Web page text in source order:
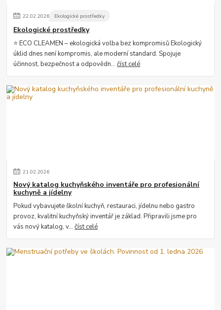
22.02.2026 Ekologické prostředky
Ekologické prostředky
⭐ ECO CLEAMEN – ekologická volba bez kompromisů Ekologický
úklid dnes není kompromis, ale moderní standard. Spojuje
účinnost, bezpečnost a odpovědn...číst celé
21.02.2026
Nový katalog kuchyňského inventáře pro profesionální
kuchyně a jídelny
Pokud vybavujete školní kuchyň, restauraci, jídelnu nebo gastro
provoz, kvalitní kuchyňský inventář je základ. Připravili jsme pro
vás nový katalog, v...číst celé